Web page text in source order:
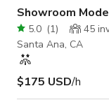
Showroom
5.0 (1) 45
Santa Ana, CA
$175 USD/h